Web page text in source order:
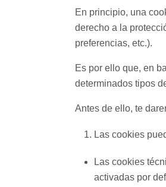
En principio, una
derecho a la
preferencias, etc.).
Es por ello que, en
determinados tipos
Antes de ello, te
Las cookies
Las cookies
activadas por